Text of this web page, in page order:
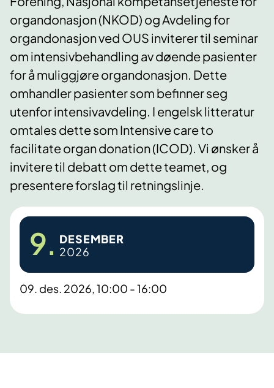
organdonasjon (NKOD) og Avdeling for
organdonasjon ved OUS inviterer til seminar
om intensivbehandling av døende pasienter
for å muliggjøre organdonasjon. Dette
omhandler pasienter som befinner seg
utenfor intensivavdeling. I engelsk litteratur
omtales dette som Intensive care to
facilitate organ donation (ICOD). Vi ønsker å
invitere til debatt om dette teamet, og
presentere forslag til retningslinje.
9. DESEMBER
2026
09. des. 2026, 10:00 - 16:00